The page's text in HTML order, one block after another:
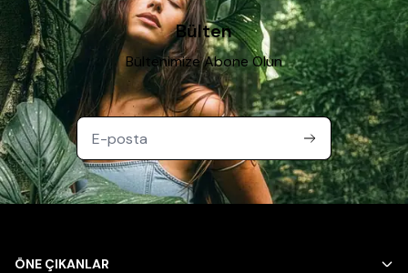
Bülten
Bültenimize Abone Olun
ÖNE ÇIKANLAR